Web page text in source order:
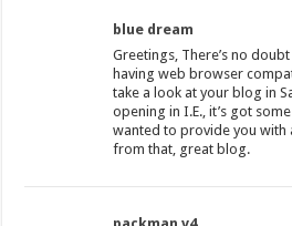
blue dream
Greetings, There’s no
having web browser
take a look at your blog in
opening in I.E., it’s got
wanted to provide you with
from that, great blog.